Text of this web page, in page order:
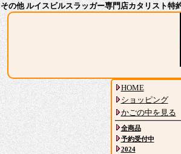
その他 ルイスビルスラッガー専門店カタリスト特
HOME
ショッピング
かごの中を見る
全商品
予約受付中
2024